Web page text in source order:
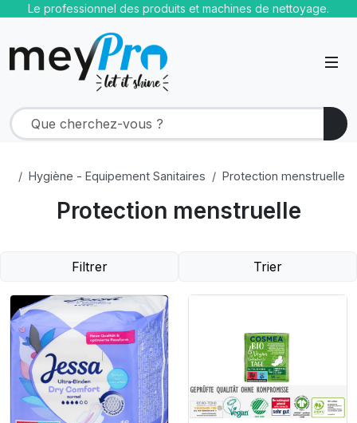
Le professionnel des produits et machines de nettoyage.
Hygiène - Equipement Sanitaires Protection menstruelle
Protection menstruelle
Filtrer Trier
Product Link